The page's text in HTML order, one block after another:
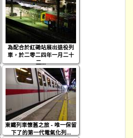
為配合於紅磡站展出退役列
車，於二零二四年一月二十
二...
東鐵列車懷舊之旅 - 唯一保留
下了的第一代電氣化列...